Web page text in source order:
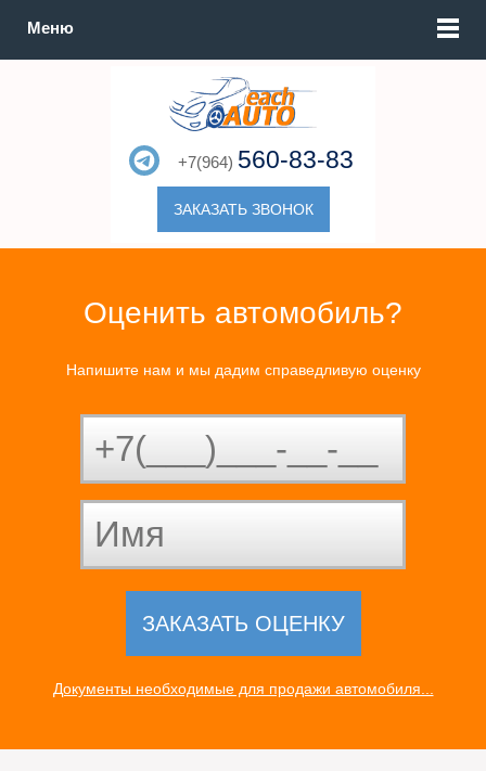
+7(964) 560-83-83
ЗАКАЗАТЬ ЗВОНОК
Меню
Оценить автомобиль?
Напишите нам и мы дадим справедливую оценку
Документы необходимые для продажи автомобиля...